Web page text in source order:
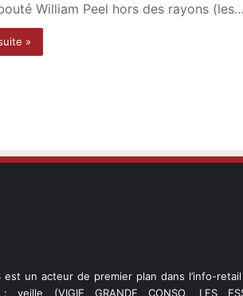
William Peel hors des rayons (les…
»
est un acteur de premier plan dans l’info-
(VIGIE GRANDE CONSO, LES